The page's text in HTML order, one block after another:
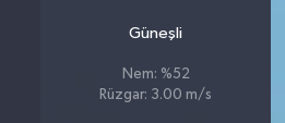
Güneşli
Nem: %52
Rüzgar: 3.00 m/s